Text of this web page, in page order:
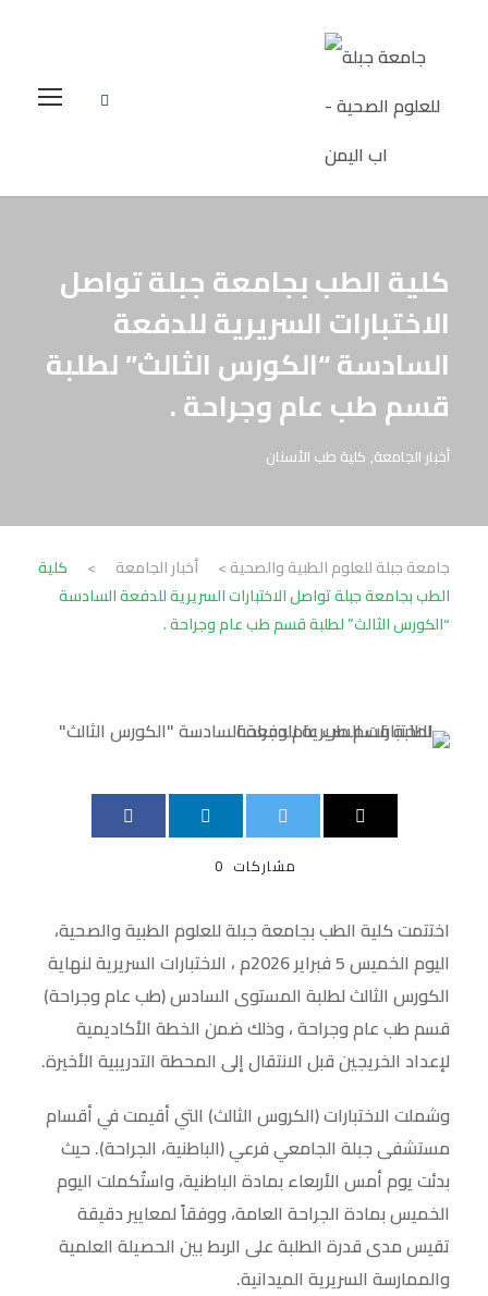
كلية الطب بجامعة جبلة تواصل
الاختبارات السريرية للدفعة
السادسة “الكورس الثالث” لطلبة
قسم طب عام وجراحة .
أخبار الجامعة, كلية طب الأسنان
جامعة جبلة للعلوم الطبية والصحية> أخبار الجامعة >
كلية
الطب بجامعة جبلة تواصل الاختبارات السريرية للدفعة السادسة
“الكورس الثالث” لطلبة قسم طب عام وجراحة .
0 مشاركات
اختتمت كلية الطب بجامعة جبلة للعلوم الطبية والصحية،
اليوم الخميس 5 فبراير 2026م ، الاختبارات السريرية لنهاية
الكورس الثالث لطلبة المستوى السادس (طب عام وجراحة)
قسم طب عام وجراحة ، وذلك ضمن الخطة الأكاديمية
لإعداد الخريجين قبل الانتقال إلى المحطة التدريبية الأخيرة.
وشملت الاختبارات (الكروس الثالث) التي أقيمت في أقسام
مستشفى جبلة الجامعي فرعي (الباطنية، الجراحة). حيث
بدئت يوم أمس الأربعاء بمادة الباطنية، واستُكملت اليوم
الخميس بمادة الجراحة العامة، ووفقاً لمعايير دقيقة
تقيس مدى قدرة الطلبة على الربط بين الحصيلة العلمية
والممارسة السريرية الميدانية.